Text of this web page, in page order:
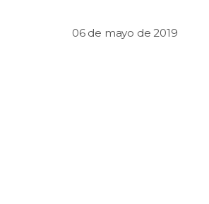
06 de mayo de 2019